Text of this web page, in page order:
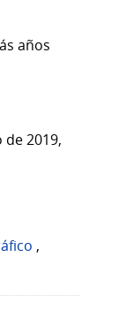
años
de 2019,
,